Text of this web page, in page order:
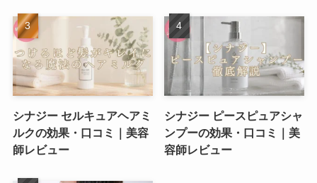
シナジー セルキュアヘアミ
ルクの効果・口コミ｜美容
師レビュー
シナジー ピースピュアシャ
ンプーの効果・口コミ｜美
容師レビュー